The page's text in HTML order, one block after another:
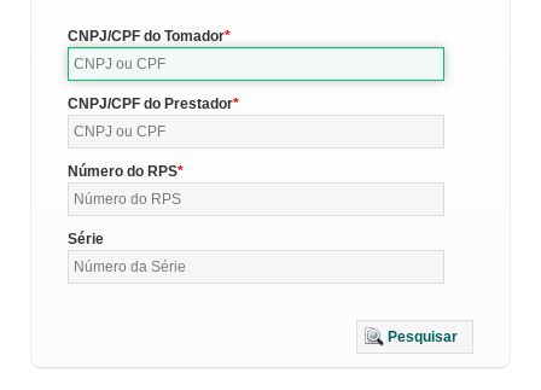
CNPJ/CPF do Tomador
CNPJ/CPF do Prestador
Número do RPS
Série
Pesquisar